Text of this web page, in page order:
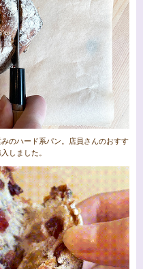
のハード系パン。店員さんのおすす
しました。